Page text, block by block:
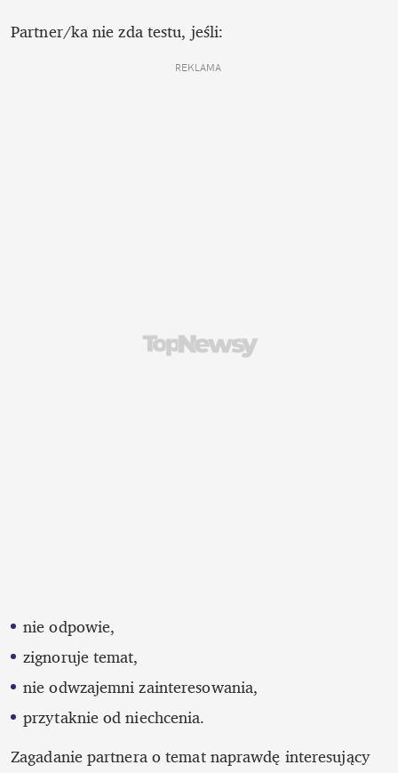
Partner/ka nie zda testu, jeśli:
REKLAMA
nie odpowie,
zignoruje temat,
nie odwzajemni zainteresowania,
przytaknie od niechcenia.
Zagadanie partnera o temat naprawdę interesujący